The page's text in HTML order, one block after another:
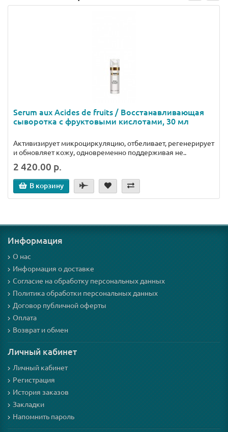
Serum aux Acides de fruits / Восстанавливающая
сыворотка с фруктовыми кислотами, 30 мл
Активизирует микроциркуляцию, отбеливает, регенерирует
и обновляет кожу, одновременно поддерживая не..
2 420.00 р.
В корзину
Информация
О нас
Информация о доставке
Согласие на обработку персональных данных
Политика обработки персональных данных
Договор публичной оферты
Оплата
Возврат и обмен
Личный кабинет
Личный кабинет
Регистрация
История заказов
Закладки
Напомнить пароль